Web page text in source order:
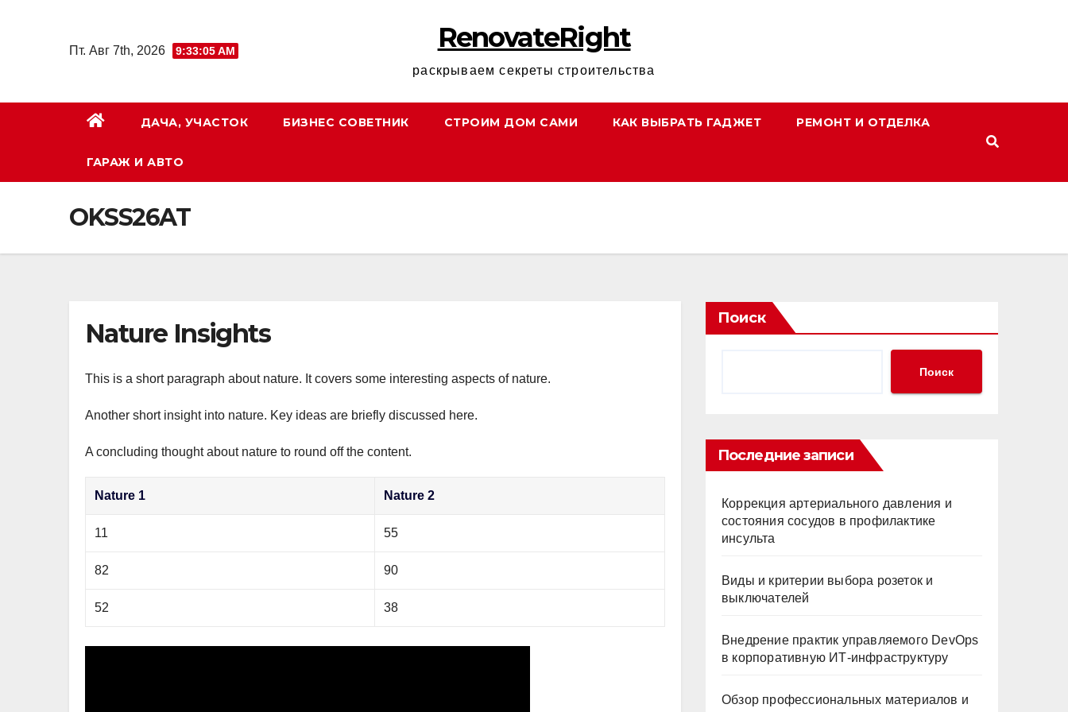
содержимому
Пт. Авг 7th, 2026 9:33:06 AM RenovateRight
раскрываем секреты строительства
ДАЧА, УЧАСТОК БИЗНЕС СОВЕТНИК СТРОИМ ДОМ САМИ КАК ВЫБРАТЬ ГАДЖЕТ РЕМОНТ И ОТДЕЛКА
ГАРАЖ И АВТО
OKSS26AT
Nature Insights
This is a short paragraph about nature. It covers some interesting aspects of nature.
Another short insight into nature. Key ideas are briefly discussed here.
A concluding thought about nature to round off the content.
Nature 1 Nature 2
11 55
82 90
52 38
Поиск
Поиск
Последние записи
Коррекция артериального давления и
состояния сосудов в профилактике
инсульта
Виды и критерии выбора розеток и
выключателей
Внедрение практик управляемого DevOps
в корпоративную ИТ-инфраструктуру
Обзор профессиональных материалов и